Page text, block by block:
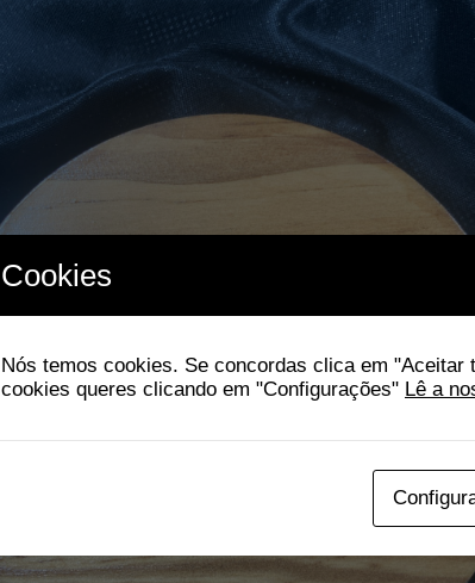
Cookies
Nós temos cookies. Se concordas clica em "Aceitar
cookies queres clicando em "Configurações" Lê a